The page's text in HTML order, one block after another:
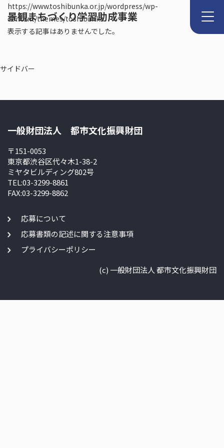
景観まちづくり学習助成事業
https://www.toshibunka.or.jp/wordpress/wp-
content/themes/toshibunka
表示する記事はありませんでした。
サイドバー
一般財団法人 都市文化振興財団
〒151-0053
東京都渋谷区代々木1-38-2
ミヤタビルディング802号
TEL:03-3299-8861
FAX:03-3299-8862
応募について
応募書類の記述に関する注意事項
プライバシーポリシー
(c) 一般財団法人 都市文化振興財団